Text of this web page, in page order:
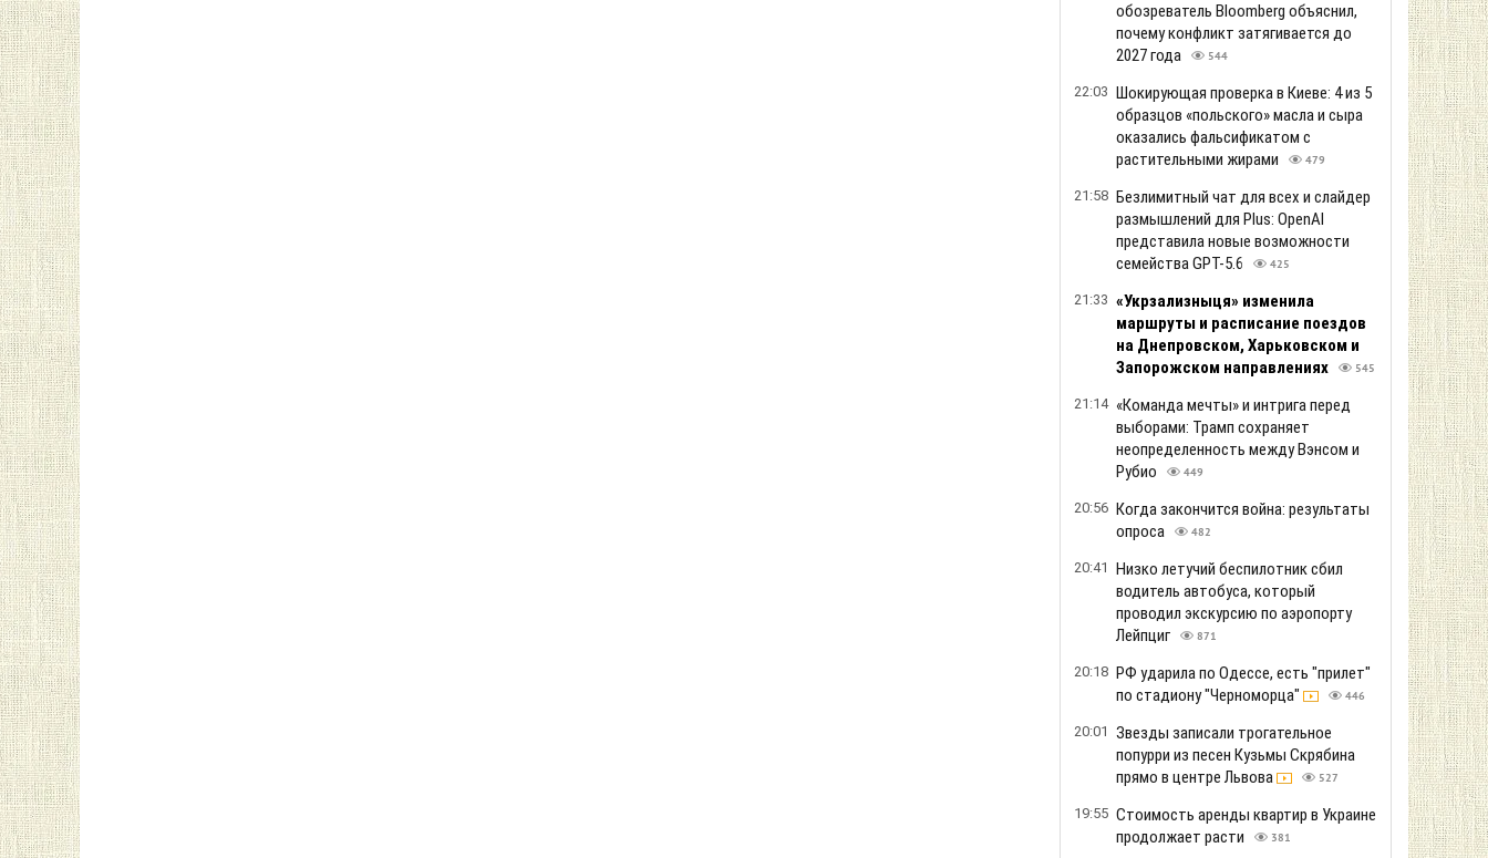
обозреватель Bloomberg объяснил,
почему конфликт затягивается до
2027 года
544
22:03 Шокирующая проверка в Киеве: 4 из 5
образцов «польского» масла и сыра
оказались фальсификатом с
растительными жирами
479
21:58 Безлимитный чат для всех и слайдер
размышлений для Plus: OpenAI
представила новые возможности
семейства GPT-5.6
425
21:33 «Укрзализныця» изменила
маршруты и расписание поездов
на Днепровском, Харьковском и
Запорожском направлениях
545
21:14 «Команда мечты» и интрига перед
выборами: Трамп сохраняет
неопределенность между Вэнсом и
Рубио
449
20:56 Когда закончится война: результаты
опроса
482
20:41 Низко летучий беспилотник сбил
водитель автобуса, который
проводил экскурсию по аэропорту
Лейпциг
871
20:18 РФ ударила по Одессе, есть "прилет"
по стадиону "Черноморца"
446
20:01 Звезды записали трогательное
попурри из песен Кузьмы Скрябина
прямо в центре Львова
527
19:55 Стоимость аренды квартир в Украине
продолжает расти
381